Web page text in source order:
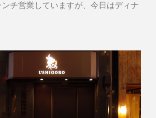
チ営業していますが、今日はディナ